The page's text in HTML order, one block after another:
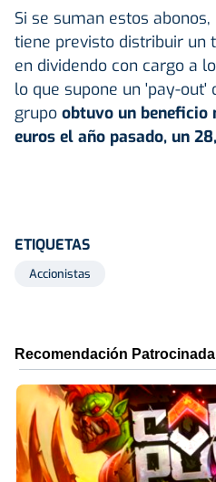
Si se suman estos
tiene previsto distribuir un
en dividendo con cargo a
lo que supone un 'pay-
grupo obtuvo un beneficio
euros el año pasado, un
ETIQUETAS
Accionistas